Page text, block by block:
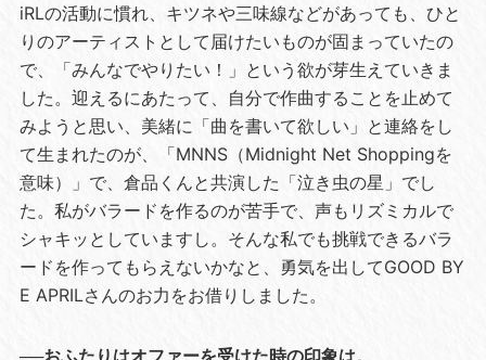
iRLの活動に慣れ、キツネや三味線などがあっても、ひと
りのアーティストとして届けたいものが固まっていたの
で、「みんなでやりたい！」という欲が芽生えていきま
した。迎えるにあたって、自分で作曲することを止めて
みようと思い、美緒に「曲を書いて欲しい」と連絡をし
て生まれたのが、「MNNS（Midnight Net Shoppingを
意味）」で、倉品くんと共演した「泣き虫の星」でし
た。私がバラードを作るのが苦手で、声もリズミカルで
シャキッとしていますし。そんな私でも挑戦できるバラ
ードを作ってもらえないかなと、勇気を出してGOOD BY
E APRILさんのお力をお借りしました。
──おふたりはオファーを受けた時の印象は。